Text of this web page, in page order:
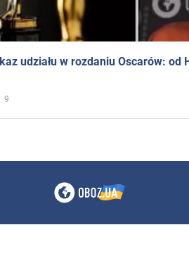
udziału w rozdaniu Oscarów: od
9